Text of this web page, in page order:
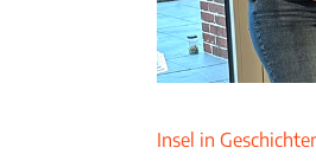
Insel in